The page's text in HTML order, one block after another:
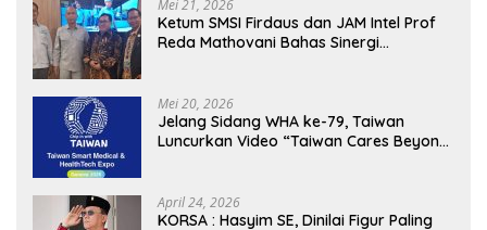
Mei 21, 2026
Ketum SMSI Firdaus dan JAM Intel Prof
Reda Mathovani Bahas Sinergi
MBG, Perkuat Pengawasan Program
Pemerintah
Mei 20, 2026
Jelang Sidang WHA ke-79, Taiwan
Luncurkan Video “Taiwan Cares Beyond
April 24, 2026
KORSA : Hasyim SE, Dinilai Figur Paling